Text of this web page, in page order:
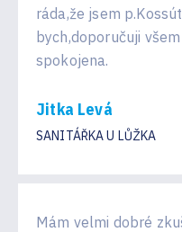
ráda,že jsem
bych,doporučuji
spokojena.
Jitka Levá
SANITÁŘKA U LŮŽKA
Mám velmi dobré